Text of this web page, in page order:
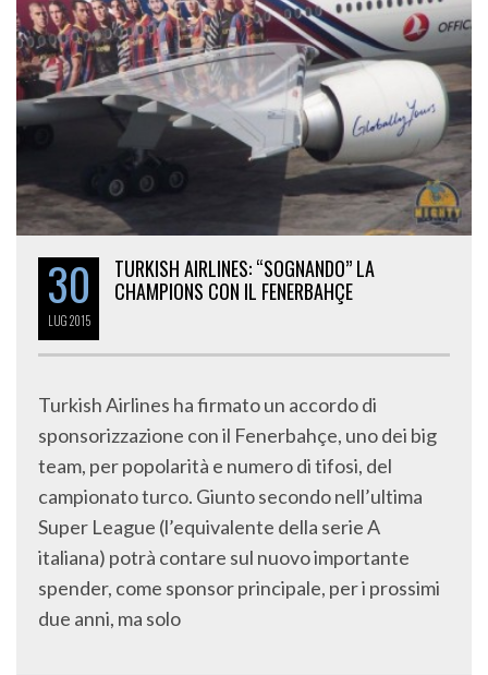
30
LUG2015
TURKISH AIRLINES: “SOGNANDO” LA
CHAMPIONS CON IL FENERBAHÇE
Turkish Airlines ha firmato un accordo di
sponsorizzazione con il Fenerbahçe, uno dei big
team, per popolarità e numero di tifosi, del
campionato turco. Giunto secondo nell’ultima
Super League (l’equivalente della serie A
italiana) potrà contare sul nuovo importante
spender, come sponsor principale, per i prossimi
due anni, ma solo